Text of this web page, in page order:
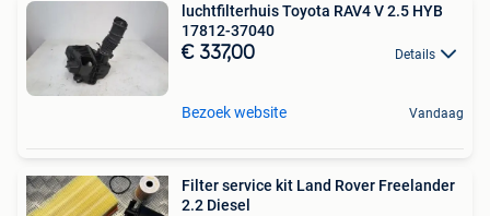
luchtfilterhuis Toyota RAV4 V 2.5 HYB
17812-37040
€ 337,00 Details
Bezoek website Vandaag
Filter service kit Land Rover Freelander
2.2 Diesel